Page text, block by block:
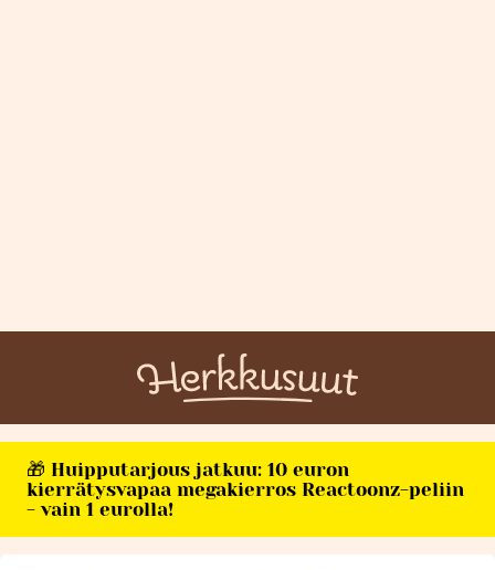
🎁 Huipputarjous jatkuu: 10 euron
kierrätysvapaa megakierros Reactoonz-peliin
- vain 1 eurolla!